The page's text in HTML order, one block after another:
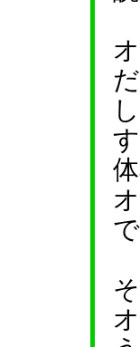
す